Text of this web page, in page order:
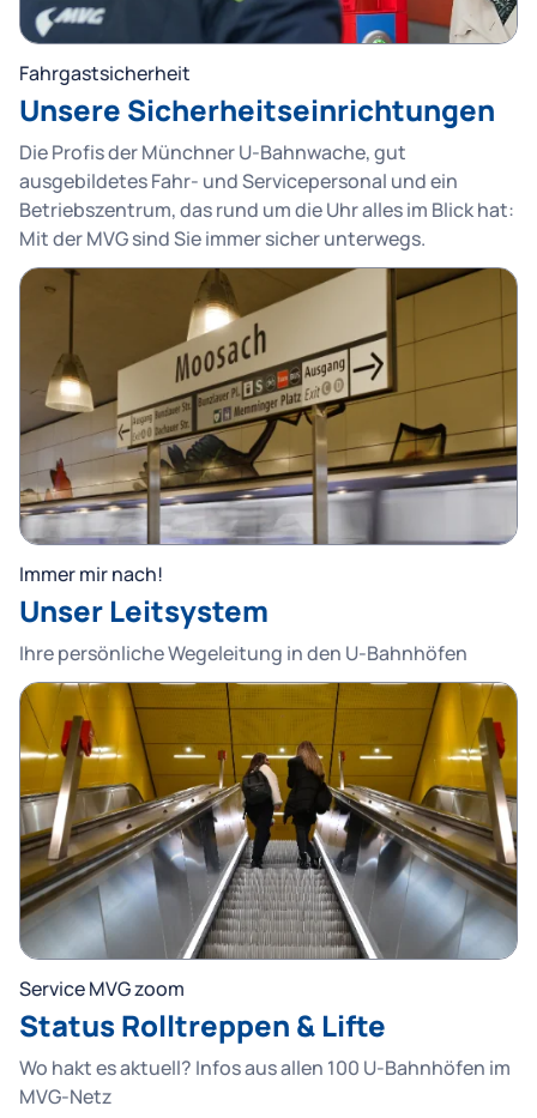
Fahrgastsicherheit
Unsere Sicherheitseinrichtungen
Die Profis der Münchner U-Bahnwache, gut
ausgebildetes Fahr- und Servicepersonal und ein
Betriebszentrum, das rund um die Uhr alles im Blick hat:
Mit der MVG sind Sie immer sicher unterwegs.
Immer mir nach!
Unser Leitsystem
Ihre persönliche Wegeleitung in den U-Bahnhöfen
Service MVG zoom
Status Rolltreppen & Lifte
Wo hakt es aktuell? Infos aus allen 100 U-Bahnhöfen im
MVG-Netz